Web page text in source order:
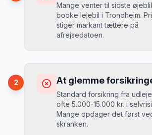
Mange venter til sidste
booke lejebil i Trondheim.
stiger markant tættere på
afrejsedatoen.
Du betaler 30-50% mere, og
biler er udsolgt.
Løsning
2 At glemme
Standard forsikring fra
ofte 5.000-15.000 kr. i
Mange opdager det først
skranken.